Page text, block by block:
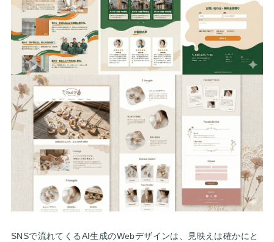
SNSで流れてくるAI生成のWebデザインは、見映えは確かにと